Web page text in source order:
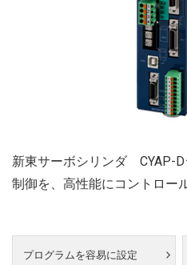
新東サーボシリンダ CYAP-
制御を、高性能にコントロー
プログラムを容易に設定